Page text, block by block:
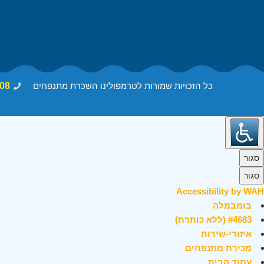
כל הזכויות שמורות לטרמפולינו השכרת מתנפחים
סגור
סגור
Accessibility by WAH
בומבמלה
#4683 (ללא כותרת)
איזורי-שירות
מכירת מתנפחים
עמוד הבית